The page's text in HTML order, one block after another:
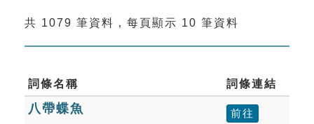
索引選單
單字索引
生命大百科索引
共 1079 筆資料，每頁顯示 10 筆資料
詞條名稱 詞條連結
八帶蝶魚 前往